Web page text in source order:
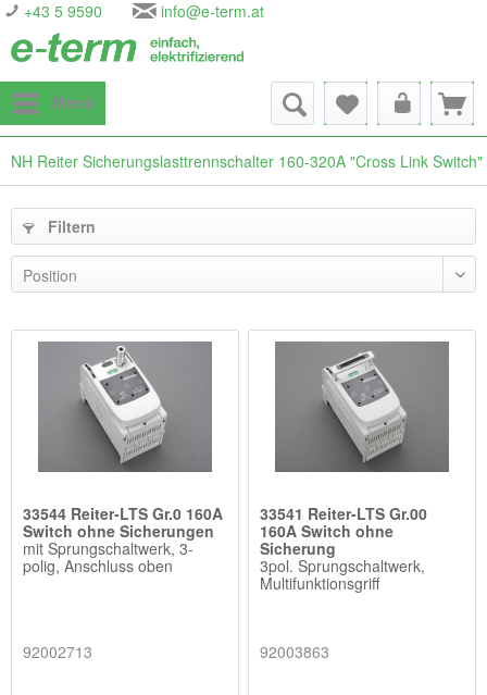
+43 5 9590 info@e-term.at
Menü
NH Reiter Sicherungslasttrennschalter 160-320A "Cross Link
Filtern
33544 Reiter-LTS Gr.0 160A
Switch ohne Sicherungen
mit Sprungschaltwerk, 3-
polig, Anschluss oben
92002713
33541 Reiter-LTS Gr.00
160A Switch ohne
Sicherung
3pol. Sprungschaltwerk,
Multifunktionsgriff
92003863